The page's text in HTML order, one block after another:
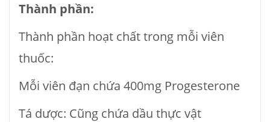
Thành phần:
Thành phần hoạt chất trong mỗi viên
thuốc:
Mỗi viên đạn chứa 400mg Progesterone
Tá dược: Cũng chứa dầu thực vật